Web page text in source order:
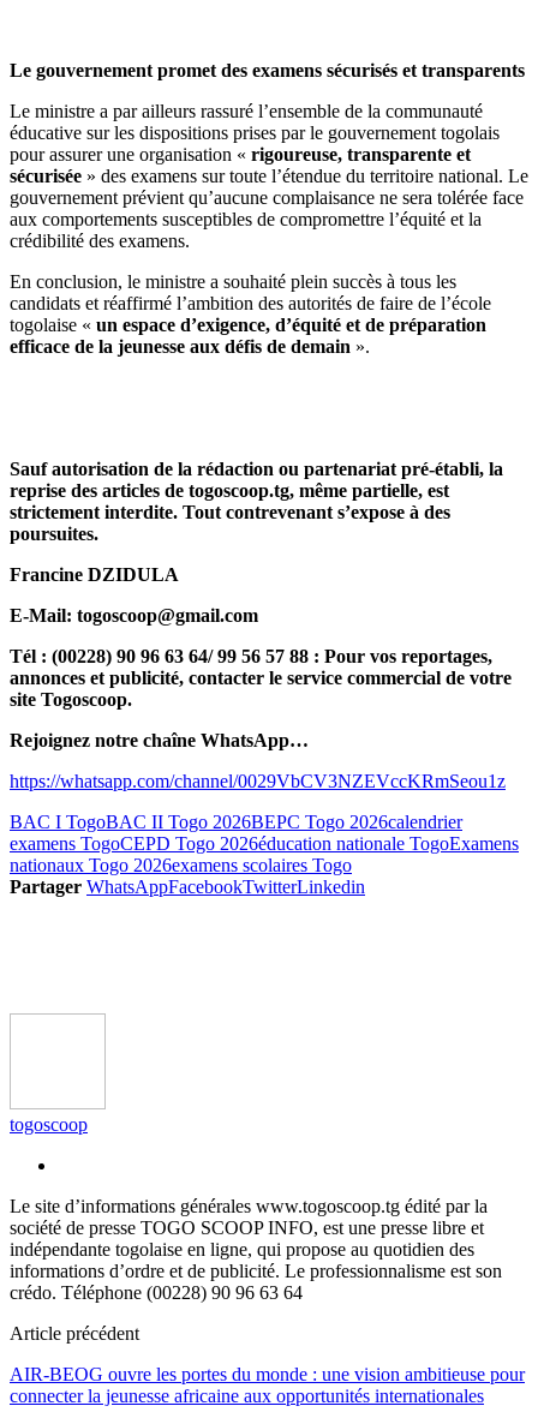
Le gouvernement promet des examens sécurisés et transparents
Le ministre a par ailleurs rassuré l’ensemble de la communauté
éducative sur les dispositions prises par le gouvernement togolais
pour assurer une organisation « rigoureuse, transparente et
sécurisée » des examens sur toute l’étendue du territoire national. Le
gouvernement prévient qu’aucune complaisance ne sera tolérée face
aux comportements susceptibles de compromettre l’équité et la
crédibilité des examens.
En conclusion, le ministre a souhaité plein succès à tous les
candidats et réaffirmé l’ambition des autorités de faire de l’école
togolaise « un espace d’exigence, d’équité et de préparation
efficace de la jeunesse aux défis de demain ».
Sauf autorisation de la rédaction ou partenariat pré-établi, la
reprise des articles de togoscoop.tg, même partielle, est
strictement interdite. Tout contrevenant s’expose à des
poursuites.
Francine DZIDULA
E-Mail: togoscoop@gmail.com
Tél : (00228) 90 96 63 64/ 99 56 57 88 : Pour vos reportages,
annonces et publicité, contacter le service commercial de votre
site Togoscoop.
Rejoignez notre chaîne WhatsApp…
https://whatsapp.com/channel/0029VbCV3NZEVccKRmSeou1z
BAC I TogoBAC II Togo 2026BEPC Togo 2026calendrier
examens TogoCEPD Togo 2026éducation nationale TogoExamens
nationaux Togo 2026examens scolaires Togo
Partager WhatsAppFacebookTwitterLinkedin
togoscoop
Le site d’informations générales www.togoscoop.tg édité par la
société de presse TOGO SCOOP INFO, est une presse libre et
indépendante togolaise en ligne, qui propose au quotidien des
informations d’ordre et de publicité. Le professionnalisme est son
crédo. Téléphone (00228) 90 96 63 64
Article précédent
AIR-BEOG ouvre les portes du monde : une vision ambitieuse pour
connecter la jeunesse africaine aux opportunités internationales